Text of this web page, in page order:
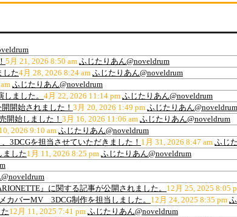
5月 21, 2026 8:50 am ふじたりあん@noveldrum
した4月 28, 2026 8:24 am ふじたりあん@noveldrum
ふじたりあん@noveldrum
ました。 4月 22, 2026 11:14 pm ふじたりあん@noveldrum
開始されました！ 3月 20, 2026 1:49 pm ふじたりあん@noveldrum
開始しました！ 3月 16, 2026 11:06 am ふじたりあん@noveldrum
2026 9:10 am ふじたりあん@noveldrum
3DCGを担当させていただきました！ 1月 31, 2026 8:47 am ふじ
ました1月 11, 2026 8:25 pm ふじたりあん@noveldrum
』に関する記事が公開されました。 12月 25, 2025 8:05
メカバーMV 3DCG制作を担当しました。 12月 24, 2025 8:35 pm
12月 11, 2025 7:41 pm ふじたりあん@noveldrum